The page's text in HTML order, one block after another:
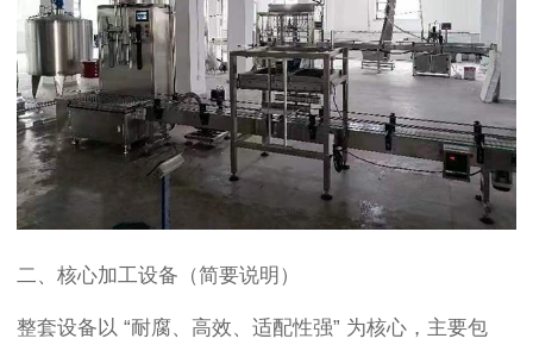
二、核心加工设备（简要说明）
整套设备以 “耐腐、高效、适配性强” 为核心，主要包